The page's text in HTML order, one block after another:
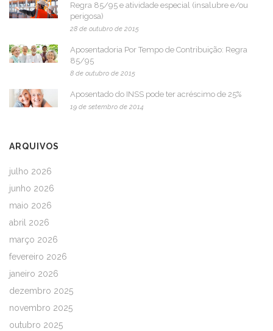
Regra 85/95 e atividade especial (insalubre e/ou
perigosa)
28 de outubro de 2015
Aposentadoria Por Tempo de Contribuição: Regra
85/95
8 de outubro de 2015
Aposentado do INSS pode ter acréscimo de 25%
19 de setembro de 2014
ARQUIVOS
julho 2026
junho 2026
maio 2026
abril 2026
março 2026
fevereiro 2026
janeiro 2026
dezembro 2025
novembro 2025
outubro 2025